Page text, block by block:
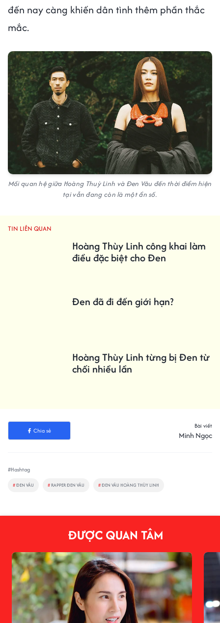
đến nay càng khiến dân tình thêm phần thắc
mắc.
Mối quan hệ giữa Hoàng Thuỳ Linh và Đen Vâu đến thời điểm hiện
tại vẫn đang còn là một ẩn số.
TIN LIÊN QUAN
Hoàng Thùy Linh công khai làm
điều đặc biệt cho Đen
Đen đã đi đến giới hạn?
Hoàng Thùy Linh từng bị Đen từ
chối nhiều lần
Chia sẻ
Bài viết
Minh Ngọc
#Hashtag
#ĐEN VÂU # RAPPER ĐEN VÂU #ĐEN VÂU HOÀNG THÙY LINH
ĐƯỢC QUAN TÂM